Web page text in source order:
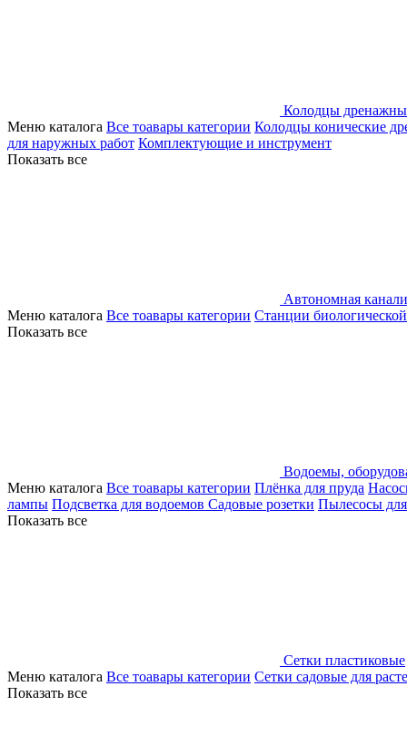
Колодцы
Меню каталога Все тоавары категории Колодцы конические
для наружных работ Комплектующие и инструмент
Показать все
Автономная
Меню каталога Все тоавары категории Станции
Показать все
Водоемы,
Меню каталога Все тоавары категории Плёнка для пруда
лампы Подсветка для водоемов Садовые розетки Пылесосы
Показать все
Сетки пластиковые
Меню каталога Все тоавары категории Сетки садовые для
Показать все